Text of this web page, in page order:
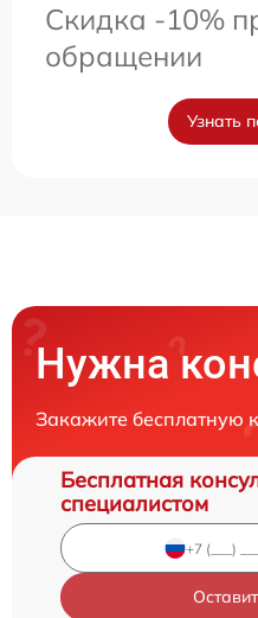
Скидка -10%
обращении
Узнать
Нужна
Закажите бесплатную
Бесплатная
специалистом